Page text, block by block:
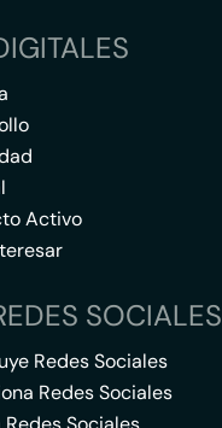
Activo
SOCIALES
Redes Sociales
Redes Sociales